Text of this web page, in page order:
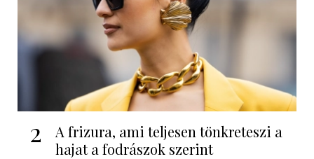
2
A frizura, ami teljesen tönkreteszi a
hajat a fodrászok szerint